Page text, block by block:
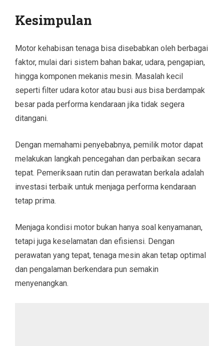
Kesimpulan
Motor kehabisan tenaga bisa disebabkan oleh berbagai
faktor, mulai dari sistem bahan bakar, udara, pengapian,
hingga komponen mekanis mesin. Masalah kecil
seperti filter udara kotor atau busi aus bisa berdampak
besar pada performa kendaraan jika tidak segera
ditangani.
Dengan memahami penyebabnya, pemilik motor dapat
melakukan langkah pencegahan dan perbaikan secara
tepat. Pemeriksaan rutin dan perawatan berkala adalah
investasi terbaik untuk menjaga performa kendaraan
tetap prima.
Menjaga kondisi motor bukan hanya soal kenyamanan,
tetapi juga keselamatan dan efisiensi. Dengan
perawatan yang tepat, tenaga mesin akan tetap optimal
dan pengalaman berkendara pun semakin
menyenangkan.